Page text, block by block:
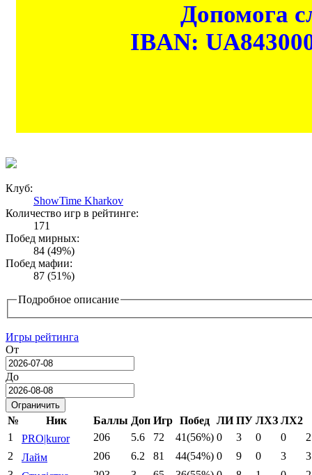
Допомога
IBAN:
Клуб:
ShowTime Kharkov
Количество игр в рейтинге:
171
Побед мирных:
84 (49%)
Побед мафии:
87 (51%)
Подробное описание
Игры рейтинга
От
Date
До
Date
№ Ник Баллы Доп Игр Побед ЛИ ПУ ЛХЗ ЛХ2
1
PRO|kuror 206 5.6 72 41(56%) 0 3 0 0
2
Лайм 206 6.2 81 44(54%) 0 9 0 3